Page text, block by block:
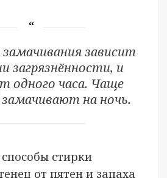
зависит
загрязнённости, и
одного часа. Чаще
замачивают на ночь.